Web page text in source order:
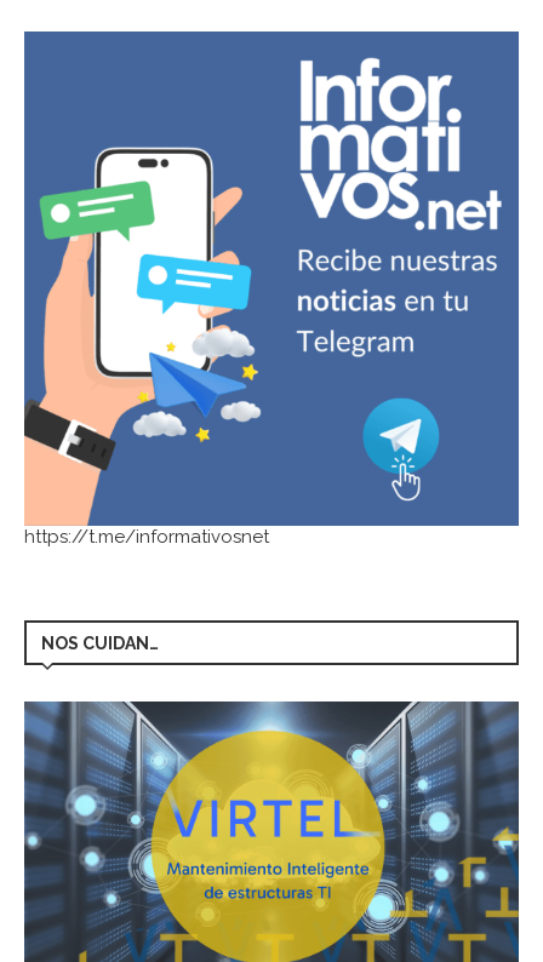
https://t.me/informativosnet
NOS CUIDAN…